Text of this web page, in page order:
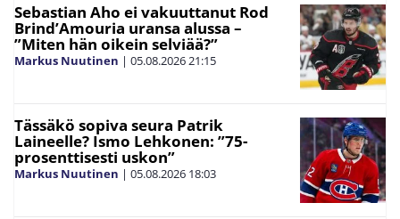
Sebastian Aho ei vakuuttanut Rod
Brind’Amouria uransa alussa –
”Miten hän oikein selviää?”
Markus Nuutinen | 05.08.202621:15
Tässäkö sopiva seura Patrik
Laineelle? Ismo Lehkonen: ”75-
prosenttisesti uskon”
Markus Nuutinen | 05.08.2026 18:03